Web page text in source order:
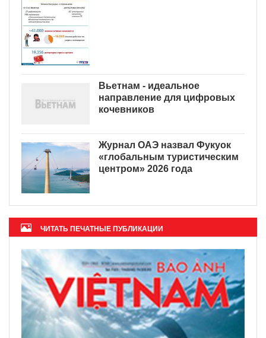
Вьетнам - идеальное
направление для цифровых
кочевников
Журнал ОАЭ назвал Фукуок
«глобальным туристическим
центром» 2026 года
ЧИТАТЬ ПЕЧАТНЫЕ ПУБЛИКАЦИИ